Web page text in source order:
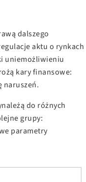
dalszego
aktu o rynkach
uniemożliwieniu
kary finansowe:
naruszeń.
do różnych
grupy:
parametry